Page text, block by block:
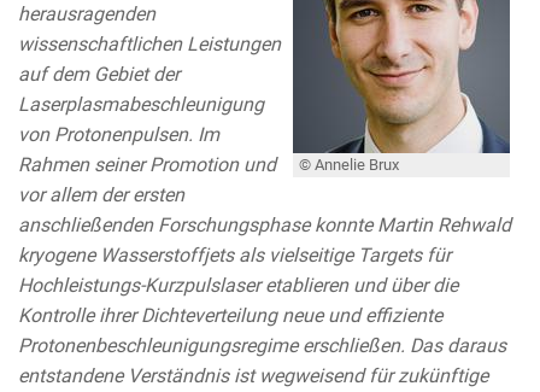
© Annelie Brux
herausragenden
wissenschaftlichen Leistungen
auf dem Gebiet der
Laserplasmabeschleunigung
von Protonenpulsen. Im
Rahmen seiner Promotion und
vor allem der ersten
anschließenden Forschungsphase konnte Martin Rehwald
kryogene Wasserstoffjets als vielseitige Targets für
Hochleistungs-Kurzpulslaser etablieren und über die
Kontrolle ihrer Dichteverteilung neue und effiziente
Protonenbeschleunigungsregime erschließen. Das daraus
entstandene Verständnis ist wegweisend für zukünftige